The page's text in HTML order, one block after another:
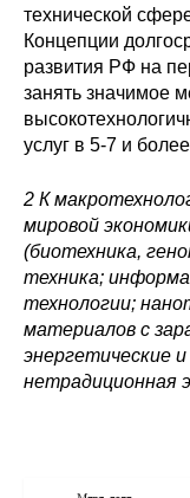
технической
Концепции
развития РФ на
занять значимое
услуг в 5-7 и
2 К
мировой
(биотехника,
техника;
технологии;
материалов с
энергетические
нетрадиционная